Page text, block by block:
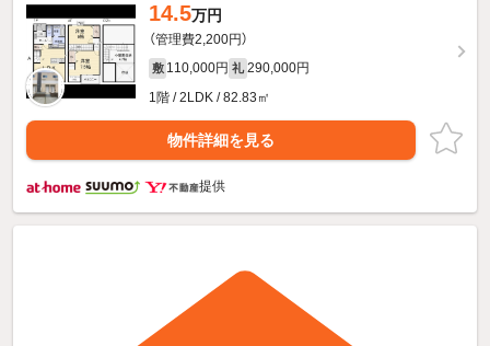
14.5万円
（管理費2,200円）
敷 110,000円 礼 290,000円
1階 / 2LDK / 82.83㎡
物件詳細を見る
提供